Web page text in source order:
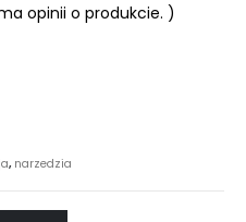
opinii o produkcie. )
, narzedzia